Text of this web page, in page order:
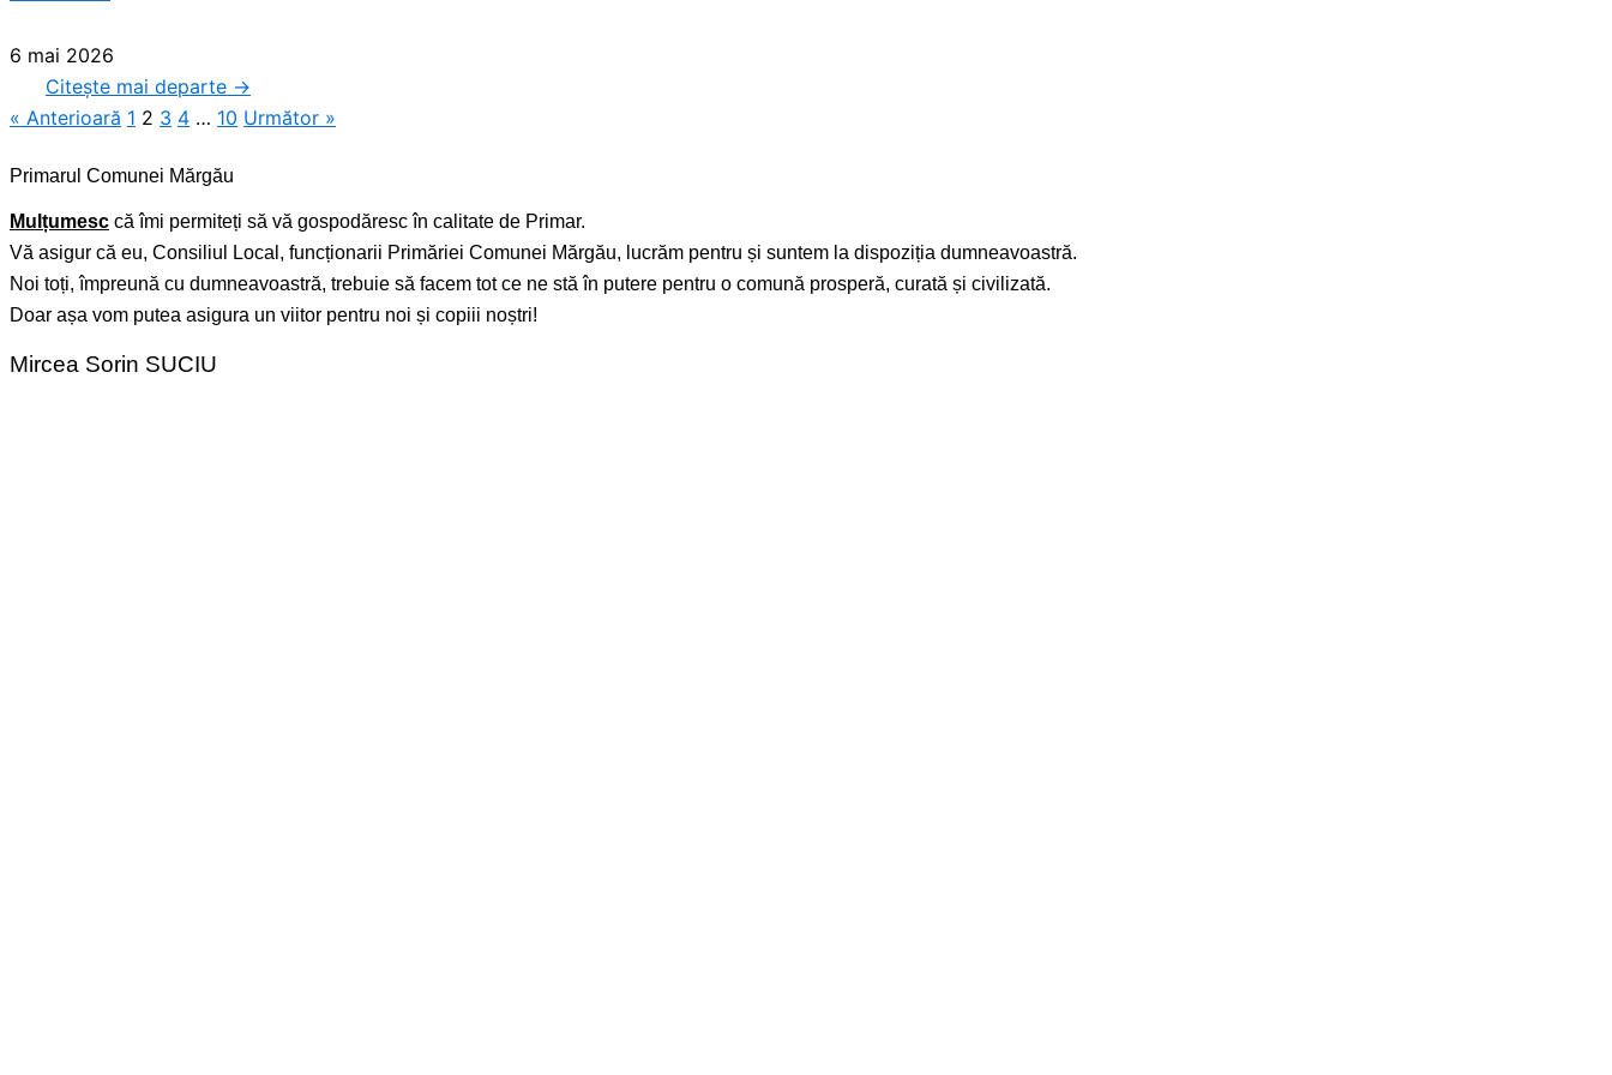
6 mai 2026
Citește mai departe →
« Anterioară 1 2 3 4 … 10 Următor »
Primarul Comunei Mărgău
Mulțumesc că îmi permiteți să vă gospodăresc în calitate de Primar.
Vă asigur că eu, Consiliul Local, funcționarii Primăriei Comunei Mărgău, lucrăm pentru și suntem la dispoziția dumneavoastră.
Noi toți, împreună cu dumneavoastră, trebuie să facem tot ce ne stă în putere pentru o comună prosperă, curată și civilizată.
Doar așa vom putea asigura un viitor pentru noi și copiii noștri!
Mircea Sorin SUCIU